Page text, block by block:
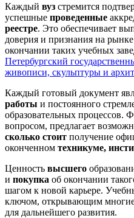
Каждый вуз стремится
успешные проведенные
реестре. Это обеспечивает
доверия и признания на
окончании таких учебных
Петербургский
живописи, скульптуры и
Каждый готовый документ
работы и постоянного
образовательных
вопросом, предлагает
сколько стоит получение
оконченном техникуме,
Ценность высшего
и покупка об окончании
шагом к новой карьере.
ключом, открывающим многие
для дальнейшего развития.